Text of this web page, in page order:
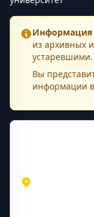
Информация
из архивных
устаревшими.
Вы
информации